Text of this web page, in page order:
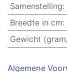
Samenstelling:
Breedte in cm:
Gewicht
Algemene